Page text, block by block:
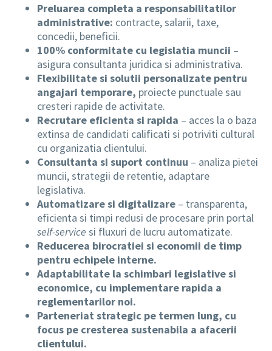
Preluarea completa a responsabilitatilor
administrative: contracte, salarii, taxe,
concedii, beneficii.
100% conformitate cu legislatia muncii –
asigura consultanta juridica si administrativa.
Flexibilitate si solutii personalizate pentru
angajari temporare, proiecte punctuale sau
cresteri rapide de activitate.
Recrutare eficienta si rapida – acces la o baza
extinsa de candidati calificati si potriviti cultural
cu organizatia clientului.
Consultanta si suport continuu – analiza pietei
muncii, strategii de retentie, adaptare
legislativa.
Automatizare si digitalizare – transparenta,
eficienta si timpi redusi de procesare prin portal
self-service si fluxuri de lucru automatizate.
Reducerea birocratiei si economii de timp
pentru echipele interne.
Adaptabilitate la schimbari legislative si
economice, cu implementare rapida a
reglementarilor noi.
Parteneriat strategic pe termen lung, cu
focus pe cresterea sustenabila a afacerii
clientului.